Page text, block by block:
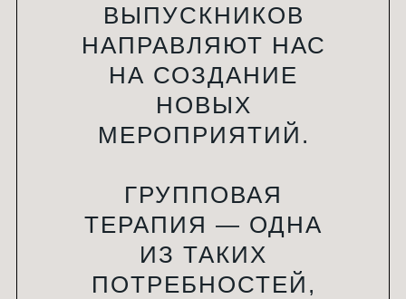
ВЫПУСКНИКОВ
НАПРАВЛЯЮТ НАС
НА СОЗДАНИЕ
НОВЫХ
МЕРОПРИЯТИЙ.
ГРУППОВАЯ
ТЕРАПИЯ — ОДНА
ИЗ ТАКИХ
ПОТРЕБНОСТЕЙ,
Минпросвещения России
Лицензия №Л035-01198-02/00172804
Политика конфиденциальности